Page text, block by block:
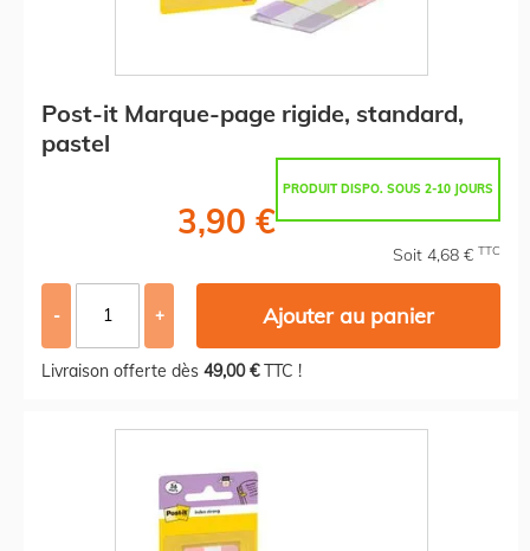
Post-it Marque-page rigide, standard,
pastel
PRODUIT DISPO. SOUS 2-10 JOURS
3,90 €
Soit 4,68 € TTC
- + Ajouter au panier
Livraison offerte dès 49,00 €TTC !